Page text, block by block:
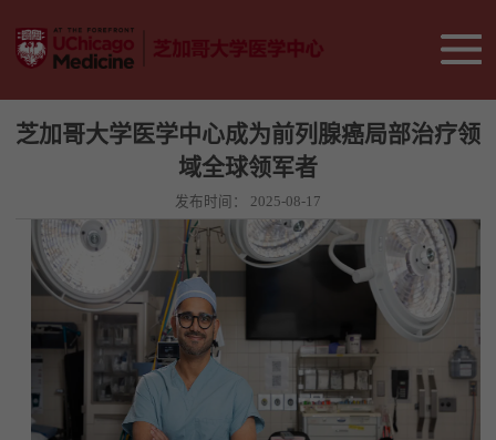
芝加哥大学医学中心成为前列腺癌局部治疗领
域全球领军者
发布时间： 2025-08-17